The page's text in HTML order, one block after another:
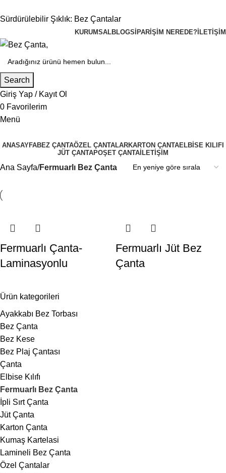
Sürdürülebilir Şıklık: Bez Çantalar
KURUMSALBLOGSIPARIŞIM NEREDE? İLETIŞIM
Search
Giriş Yap / Kayıt Ol
0 Favorilerim
Menü
ANASAYFABEZ ÇANTAÖZEL ÇANTALARKARTON ÇANTAELBISE KILIFI
JÜT ÇANTAPOŞET ÇANTA İLETIŞIM
Ürün kategorileri
Ayakkabı Bez Torbası
Bez Çanta
Bez Kese
Bez Plaj Çantası
Çanta
Elbise Kılıfı
Fermuarlı Bez Çanta
İpli Sırt Çanta
Jüt Çanta
Karton Çanta
Kumaş Kartelasi
Lamineli Bez Çanta
Özel Çantalar
Ana Sayfa Fermuarlı Bez Çanta
Fermuarlı Çanta-
Laminasyonlu
Fermuarlı Jüt Bez
Çanta